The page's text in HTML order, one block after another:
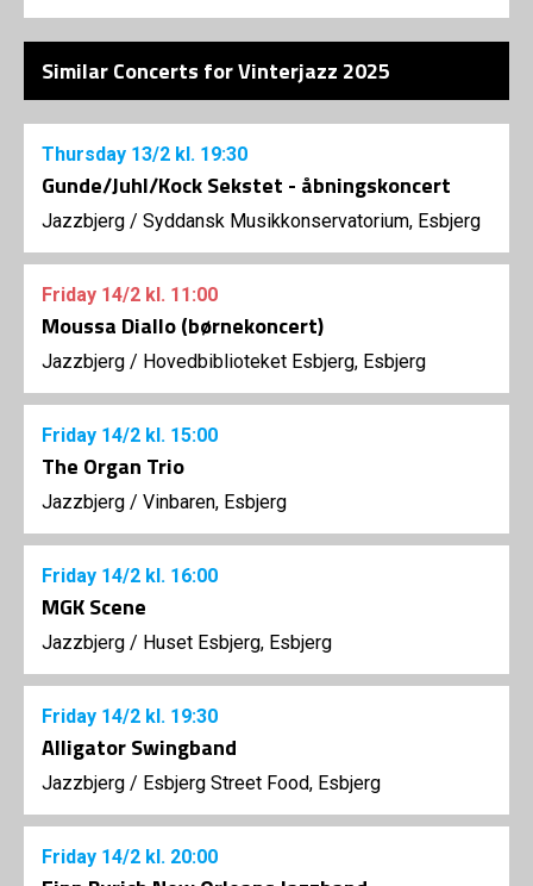
Similar Concerts for Vinterjazz 2025
Thursday 13/2 kl. 19:30
Gunde/Juhl/Kock Sekstet - åbningskoncert
Jazzbjerg / Syddansk Musikkonservatorium, Esbjerg
Friday 14/2 kl. 11:00
Moussa Diallo (børnekoncert)
Jazzbjerg / Hovedbiblioteket Esbjerg, Esbjerg
Friday 14/2 kl. 15:00
The Organ Trio
Jazzbjerg / Vinbaren, Esbjerg
Friday 14/2 kl. 16:00
MGK Scene
Jazzbjerg / Huset Esbjerg, Esbjerg
Friday 14/2 kl. 19:30
Alligator Swingband
Jazzbjerg / Esbjerg Street Food, Esbjerg
Friday 14/2 kl. 20:00